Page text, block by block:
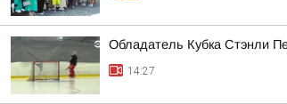
Обладатель Кубка Стэнли
14:27